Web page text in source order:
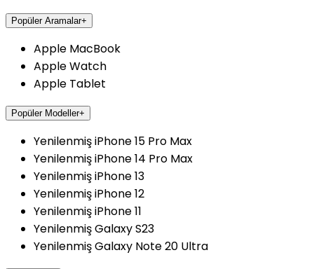
Popüler Aramalar+
Apple MacBook
Apple Watch
Apple Tablet
Popüler Modeller+
Yenilenmiş iPhone 15 Pro Max
Yenilenmiş iPhone 14 Pro Max
Yenilenmiş iPhone 13
Yenilenmiş iPhone 12
Yenilenmiş iPhone 11
Yenilenmiş Galaxy S23
Yenilenmiş Galaxy Note 20 Ultra